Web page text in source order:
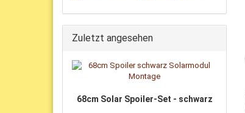
Zuletzt angesehen
68cm Solar Spoiler-Set - schwarz